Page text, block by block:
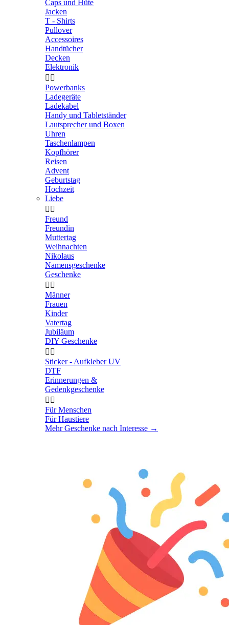
Caps und Hüte
Jacken
T - Shirts
Pullover
Accessoires
Handtücher
Decken
Elektronik
 
Powerbanks
Ladegeräte
Ladekabel
Handy und Tabletständer
Lautsprecher und Boxen
Uhren
Taschenlampen
Kopfhörer
Reisen
Advent
Geburtstag
Hochzeit
Liebe
 
Freund
Freundin
Muttertag
Weihnachten
Nikolaus
Namensgeschenke
Geschenke
 
Männer
Frauen
Kinder
Vatertag
Jubiläum
DIY Geschenke
 
Sticker - Aufkleber UV
DTF
Erinnerungen &
Gedenkgeschenke
 
Für Menschen
Für Haustiere
Mehr Geschenke nach Interesse →